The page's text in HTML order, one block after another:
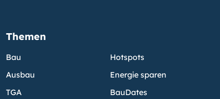
Themen
Bau
Ausbau
TGA
Hotspots
Energie sparen
BauDates